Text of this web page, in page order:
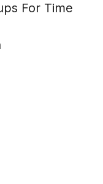
For Time